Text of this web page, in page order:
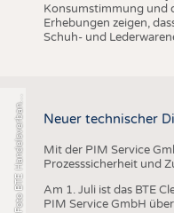
Konsumstimmung und
Erhebungen zeigen,
Schuh- und
o
t
o
B
T
E
H
a
n
d
e
l
s
v
e
r
b
a
n
d
T
e
x
t
i
l
S
c
h
u
h
e
L
e
d
e
r
w
a
r
e Neuer technischer
Mit der PIM Service
Prozesssicherheit und
Am 1. Juli ist das BTE
PIM Service GmbH